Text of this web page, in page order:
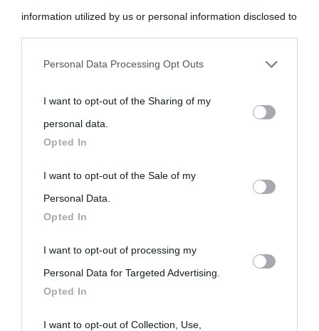
information utilized by us or personal information disclosed to
third parties prior to your opt-out.
personal information by third parties on the IAB’s list of
downstream participants.
This information may also be disclosed by us to third parties
on the IAB’s List of Downstream Participants that may further
disclose it to other third parties.
Please note that this website/app uses one or more Google
services and may gather and store information including but
not limited to your visit or usage behaviour. You may click to
grant or deny consent to Google and its third-party tags to
Personal Data Processing Opt Outs
I want to opt-out of the Sharing of my
personal data.
Opted In
I want to opt-out of the Sale of my
Personal Data.
Opted In
I want to opt-out of processing my
Personal Data for Targeted Advertising.
Opted In
I want to opt-out of Collection, Use,